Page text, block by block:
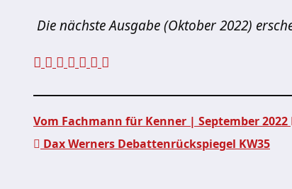
Die nächste Ausgabe (Oktober 2022)
Vom Fachmann für Kenner | September 2022
Dax Werners Debattenrückspiegel KW35